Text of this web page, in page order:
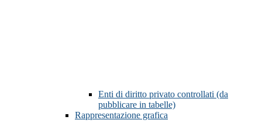
Enti di diritto privato controllati (da
pubblicare in tabelle)
Rappresentazione grafica